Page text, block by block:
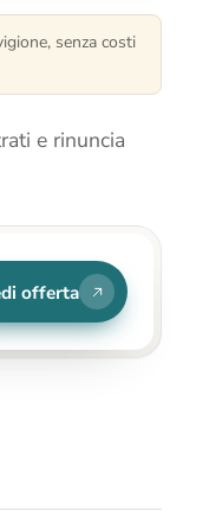
senza costi
e rinuncia
offerta